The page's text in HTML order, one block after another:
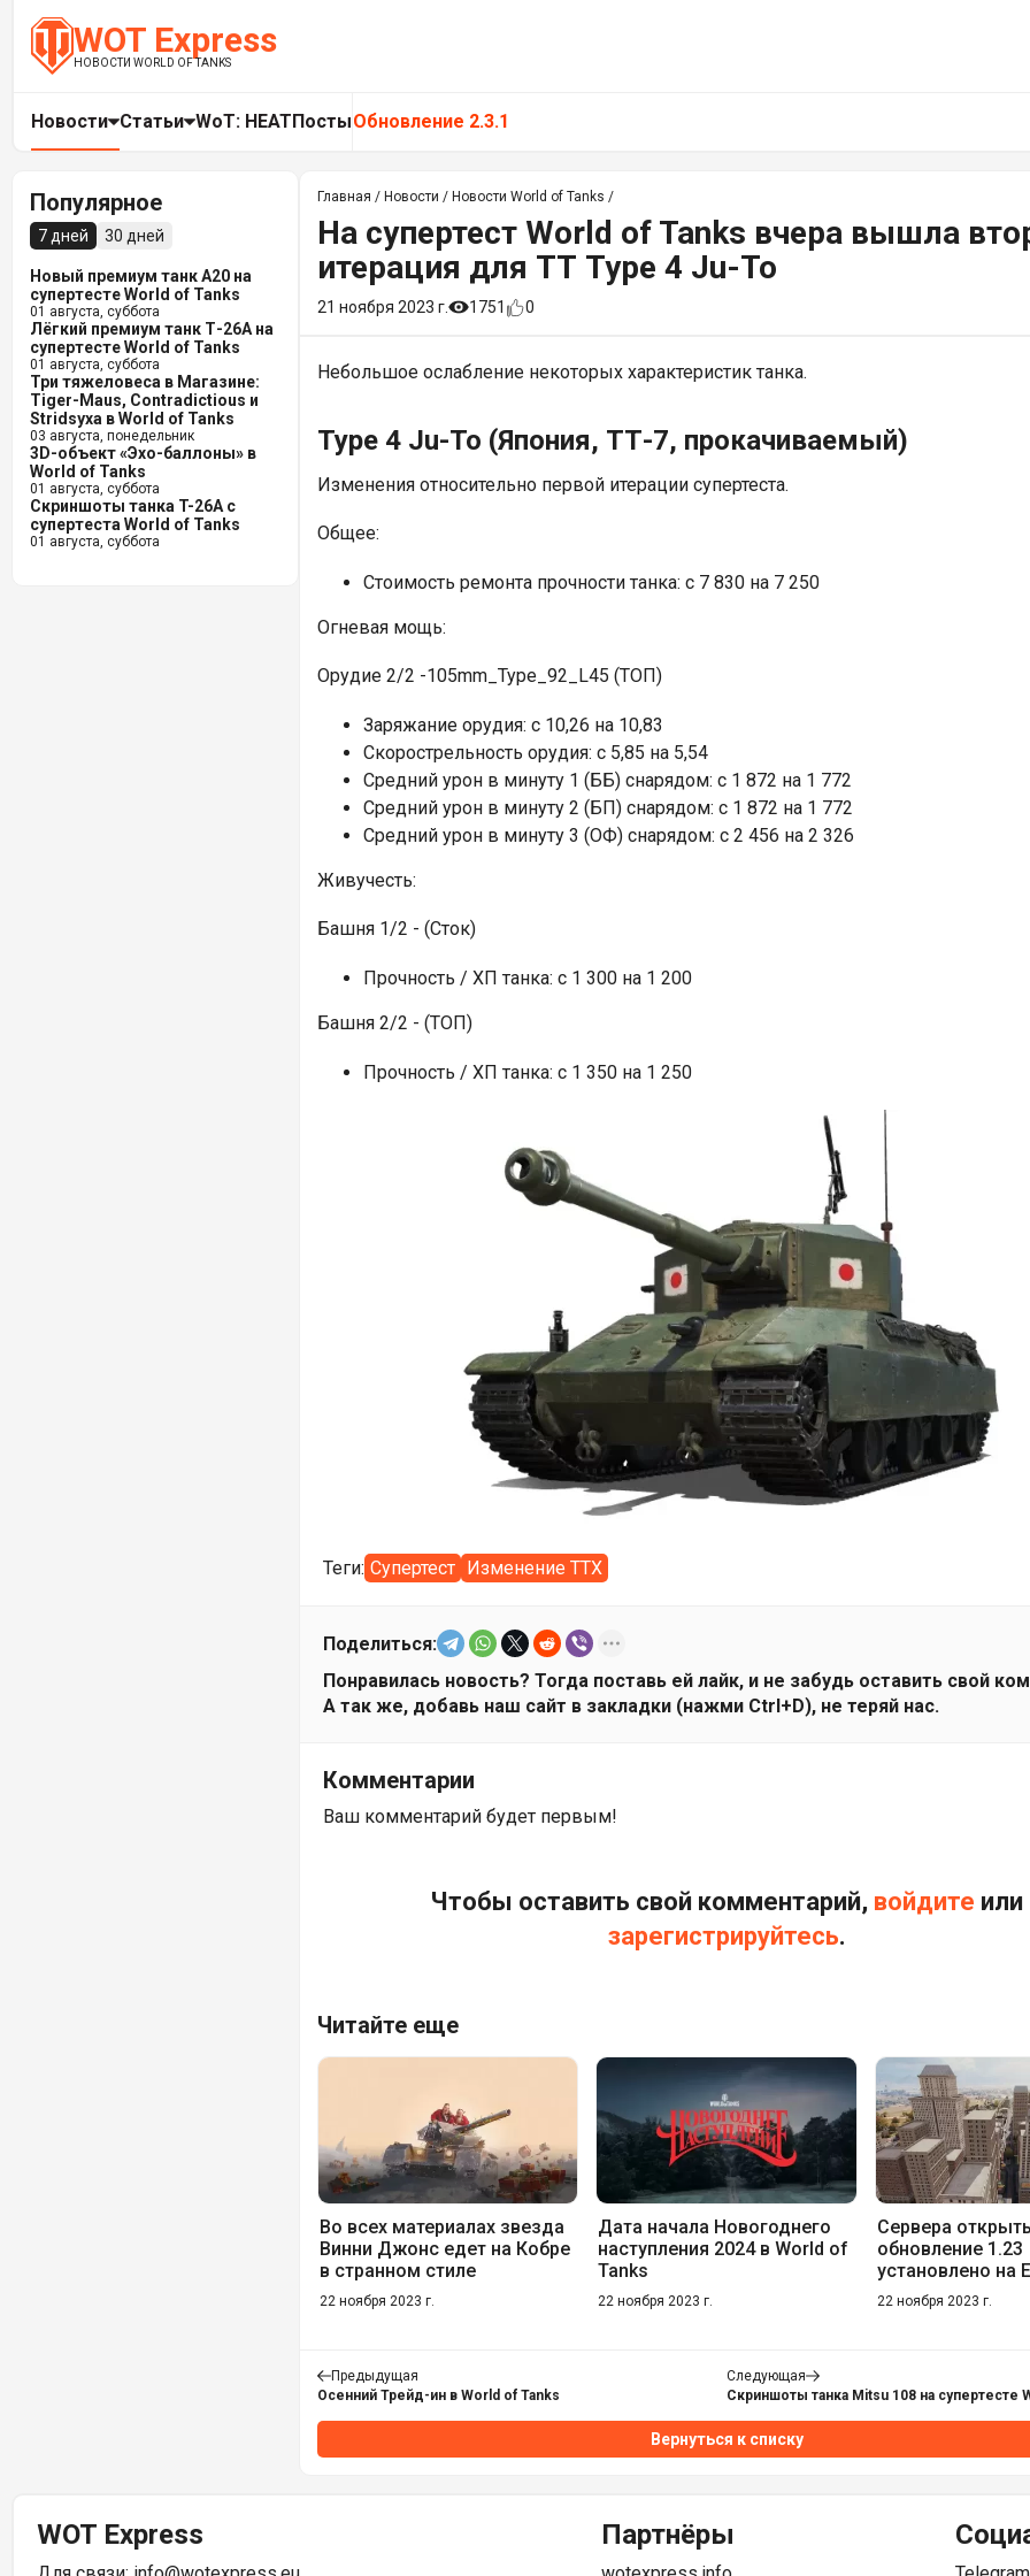
WOT Express
НОВОСТИ WORLD OF TANKS
Новости Статьи WoT: HEATПостыОбновление 2.3.1
Популярное
7 дней 30 дней
Новый премиум танк A20 на
супертесте World of Tanks
01 августа, суббота
Лёгкий премиум танк Т-26А на
супертесте World of Tanks
01 августа, суббота
Три тяжеловеса в Магазине:
Tiger-Maus, Contradictious и
Stridsyxa в World of Tanks
03 августа, понедельник
3D-объект «Эхо-баллоны» в
World of Tanks
01 августа, суббота
Скриншоты танка T-26A с
супертеста World of Tanks
01 августа, суббота
Главная / Новости / Новости World of Tanks /
На супертест World of Tanks вчера вышла
итерация для ТТ Type 4 Ju-To
21 ноября 2023 г. 1751 0
Небольшое ослабление некоторых характеристик танка.
Type 4 Ju-To (Япония, ТТ-7, прокачиваемый)
Изменения относительно первой итерации супертеста.
Общее:
Стоимость ремонта прочности танка: c 7 830 на 7 250
Огневая мощь:
Орудие 2/2 -105mm_Type_92_L45 (ТОП)
Заряжание орудия: c 10,26 на 10,83
Скорострельность орудия: c 5,85 на 5,54
Средний урон в минуту 1 (ББ) снарядом: c 1 872 на 1 772
Средний урон в минуту 2 (БП) снарядом: c 1 872 на 1 772
Средний урон в минуту 3 (ОФ) снарядом: c 2 456 на 2 326
Живучесть:
Башня 1/2 - (Сток)
Прочность / ХП танка: c 1 300 на 1 200
Башня 2/2 - (ТОП)
Прочность / ХП танка: c 1 350 на 1 250
Теги: Супертест Изменение ТТХ
Поделиться:
Понравилась новость? Тогда поставь ей лайк, и не забудь оставить свой
А так же, добавь наш сайт в закладки (нажми Ctrl+D), не теряй нас.
Комментарии
Ваш комментарий будет первым!
Чтобы оставить свой комментарий, войдите или
зарегистрируйтесь.
Читайте еще
Во всех материалах звезда
Винни Джонс едет на Кобре
в странном стиле
22 ноября 2023 г.
Дата начала Новогоднего
наступления 2024 в World of
Tanks
22 ноября 2023 г.
Сервера
обновление 1.23
установлено на
22 ноября 2023 г.
Предыдущая
Осенний Трейд-ин в World of Tanks
Следующая
Скриншоты танка Mitsu 108 на супертесте
Вернуться к списку
WOT Express Партнёры